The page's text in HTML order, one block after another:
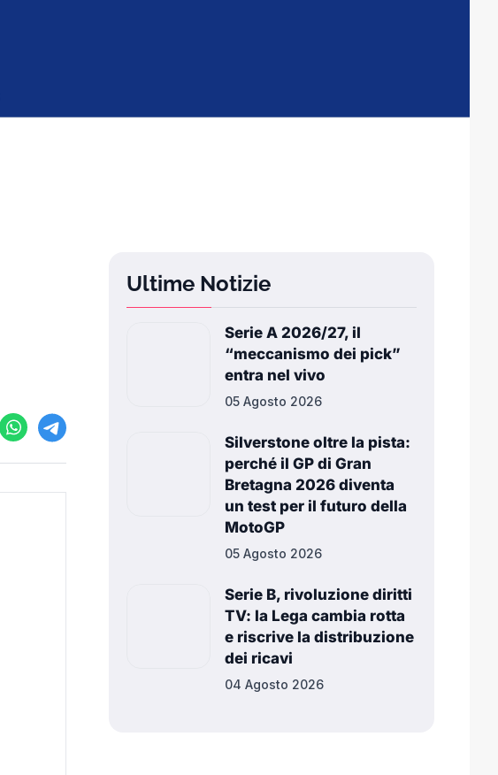
Ultime Notizie
Serie A 2026/27, il
“meccanismo dei pick”
entra nel vivo
05 Agosto 2026
Silverstone oltre la pista:
perché il GP di Gran
Bretagna 2026 diventa
un test per il futuro della
MotoGP
05 Agosto 2026
Serie B, rivoluzione diritti
TV: la Lega cambia rotta
e riscrive la distribuzione
dei ricavi
04 Agosto 2026